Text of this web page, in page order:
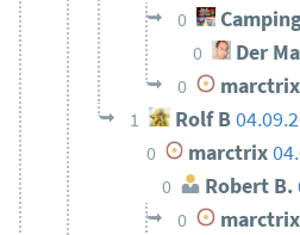
0
0 Der
0 marctrix
1 Rolf B
0 marctrix
0 Robert B.
0 marctrix